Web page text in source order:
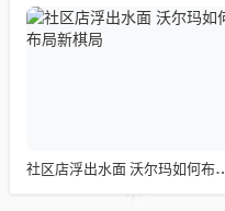
社区店浮出水面